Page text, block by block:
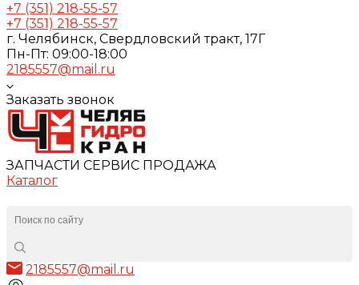
+7 (351) 218-55-57
+7 (351) 218-55-57
г. Челябинск, Свердловский тракт, 17Г
Пн-Пт: 09:00-18:00
2185557@mail.ru
Заказать звонок
ЗАПЧАСТИ СЕРВИС ПРОДАЖА
Каталог
2185557@mail.ru